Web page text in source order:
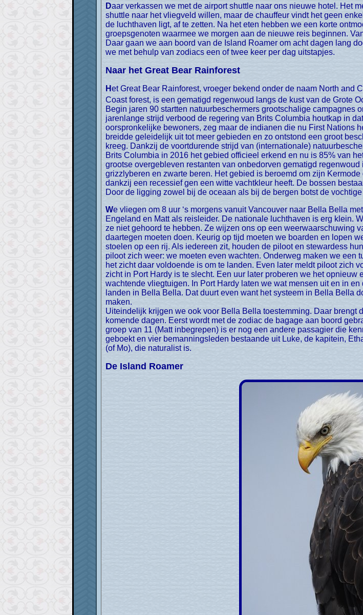
Daar verkassen we met de airport shuttle naar ons nieuwe hotel. Het meisje achter de balie is volstrekt in paniek als we niet met de
shuttle naar het vliegveld willen, maar de chauffeur vindt het geen
de luchthaven ligt, af te zetten. Na het eten hebben we een korte
groepsgenoten waarmee we morgen aan de nieuwe reis beginnen.
Daar gaan we aan boord van de Island Roamer om acht dagen lang
we met behulp van zodiacs een of twee keer per dag uitstapjes.
Naar het Great Bear Rainforest
Het Great Bear Rainforest, vroeger bekend onder de naam North and Central Coast land use planning area of Central and North
Coast forest, is een gematigd regenwoud langs de kust van de Grote
Begin jaren 90 startten natuurbeschermers grootschalige campagnes
jarenlange strijd verbood de regering van Brits Columbia houtkap in
oorspronkelijke bewoners, zeg maar de indianen die nu First Nations
breidde geleidelijk uit tot meer gebieden en zo ontstond een groot
kreeg. Dankzij de voortdurende strijd van (internationale)
Brits Columbia in 2016 het gebied officieel erkend en nu is 85% van
grootse overgebleven restanten van onbedorven gematigd
grizzlyberen en zwarte beren. Het gebied is beroemd om zijn Kermode
dankzij een recessief gen een witte vachtkleur heeft. De bossen
Door de ligging zowel bij de oceaan als bij de bergen botst de
We vliegen om 8 uur ‘s morgens vanuit Vancouver naar Bella Bella met een groep van acht andere personen, allemaal afkomstig uit
Engeland en Matt als reisleider. De nationale luchthaven is erg klein.
ze niet gehoord te hebben. Ze wijzen ons op een weerwaarschuwing
daartegen moeten doen. Keurig op tijd moeten we boarden en lopen
stoelen op een rij. Als iedereen zit, houden de piloot en stewardess
piloot zich weer: we moeten even wachten. Onderweg maken we
het zicht daar voldoende is om te landen. Even later meldt piloot zich
zicht in Port Hardy is te slecht. Een uur later proberen we het
wachtende vliegtuigen. In Port Hardy laten we wat mensen uit en in
landen in Bella Bella. Dat duurt even want het systeem in Bella Bella
maken.
Uiteindelijk krijgen we ook voor Bella Bella toestemming. Daar brengt
komende dagen. Eerst wordt met de zodiac de bagage aan boord
groep van 11 (Matt inbegrepen) is er nog een andere passagier die
geboekt en vier bemanningsleden bestaande uit Luke, de kapitein,
(of Mo), die naturalist is.
De Island Roamer